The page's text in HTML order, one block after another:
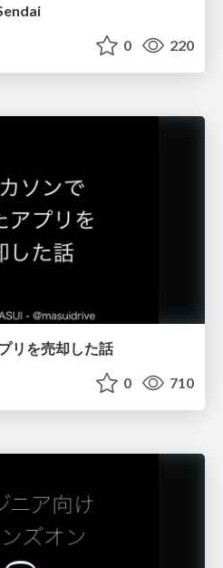
0 220
リを売却した話
0 710